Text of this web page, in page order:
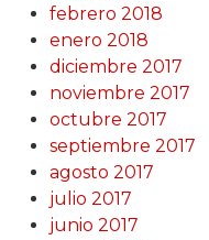
febrero 2018
enero 2018
diciembre 2017
noviembre 2017
octubre 2017
septiembre 2017
agosto 2017
julio 2017
junio 2017